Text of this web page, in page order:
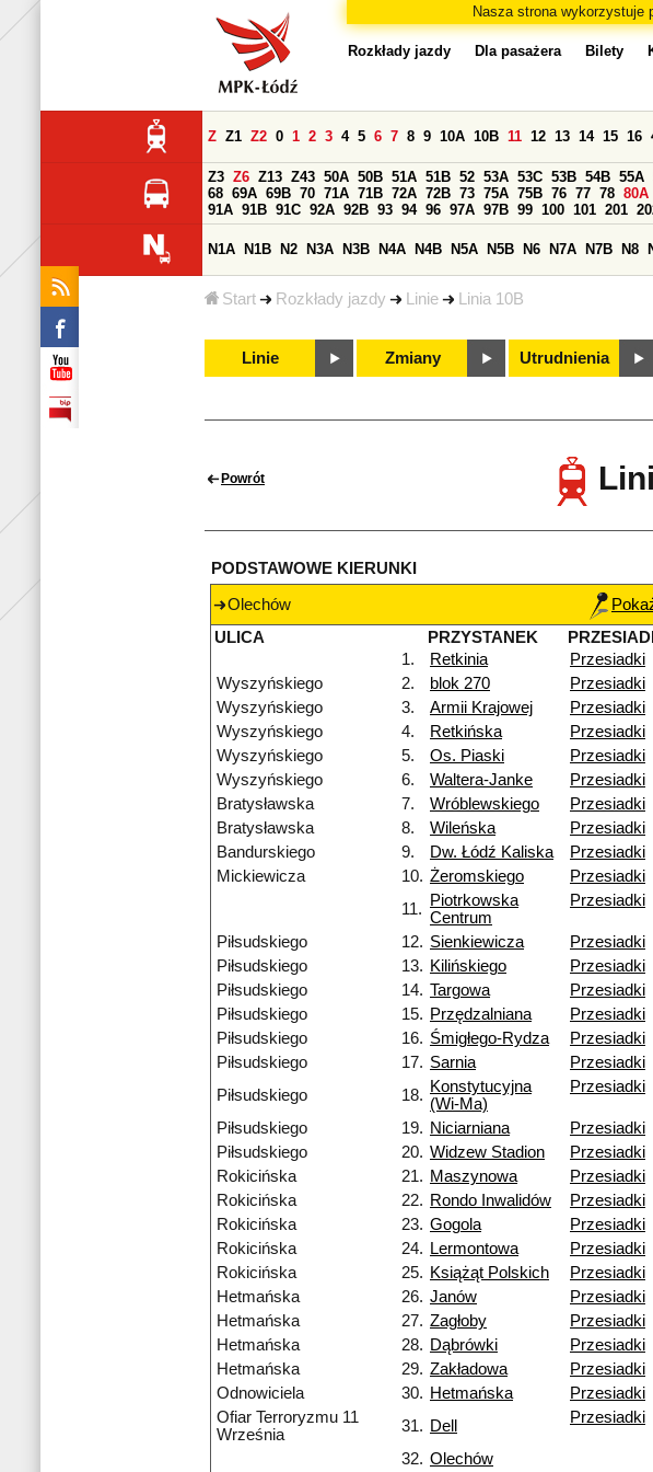
Nasza strona wykorzystuje
Start Rozkłady jazdy Linie Linia 10B
Rozkłady jazdy Dla pasażera Bilety
Z Z1 Z2 0 1 2 3 4 5 6 7 8 9 10A 10B 11 12 13 14 15 16
Z3 Z6 Z13 Z43 50A 50B 51A 51B 52 53A 53C 53B 54B 55A
68 69A 69B 70 71A 71B 72A 72B 73 75A 75B 76 77 78 80A
91A 91B 91C 92A 92B 93 94 96 97A 97B 99 100 101 201
N1A N1B N2 N3A N3B N4A N4B N5A N5B N6 N7A N7B N8
Linie Zmiany Utrudnienia
Powrót
PODSTAWOWE KIERUNKI
Olechów
ULICA
PRZYSTANEK
1.
Retkinia
Przesiadki
Wyszyńskiego
2. blok 270
Przesiadki
Wyszyńskiego
3. Armii Krajowej
Przesiadki
Wyszyńskiego
4. Retkińska
Przesiadki
Wyszyńskiego
5. Os. Piaski
Przesiadki
Wyszyńskiego
6. Waltera-Janke
Przesiadki
Bratysławska
7. Wróblewskiego
Przesiadki
Bratysławska
8. Wileńska
Przesiadki
Bandurskiego
9. Dw. Łódź Kaliska
Przesiadki
Mickiewicza
10. Żeromskiego
Przesiadki
11.
Piotrkowska
Centrum
Przesiadki
Piłsudskiego 12. Sienkiewicza
Przesiadki
Piłsudskiego
13. Kilińskiego
Przesiadki
Piłsudskiego
14. Targowa
Przesiadki
Piłsudskiego
15. Przędzalniana
Przesiadki
Piłsudskiego
16. Śmigłego-Rydza
Przesiadki
Piłsudskiego
17. Sarnia
Przesiadki
Piłsudskiego
18. Konstytucyjna
(Wi-Ma)
Przesiadki
Piłsudskiego 19. Niciarniana
Przesiadki
Piłsudskiego
20. Widzew Stadion
Przesiadki
Rokicińska
21. Maszynowa
Przesiadki
Rokicińska
22. Rondo Inwalidów
Przesiadki
Rokicińska
23. Gogola
Przesiadki
Rokicińska
24. Lermontowa
Przesiadki
Rokicińska
25. Książąt Polskich
Przesiadki
Hetmańska
26. Janów
Przesiadki
Hetmańska
27. Zagłoby
Przesiadki
Hetmańska
28. Dąbrówki
Przesiadki
Hetmańska
29. Zakładowa
Przesiadki
Odnowiciela
30. Hetmańska
Przesiadki
Ofiar Terroryzmu 11
Września
31. Dell Przesiadki
32. Olechów